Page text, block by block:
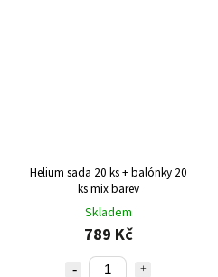
Helium sada 20 ks + balónky 20
ks mix barev
Skladem
789 Kč